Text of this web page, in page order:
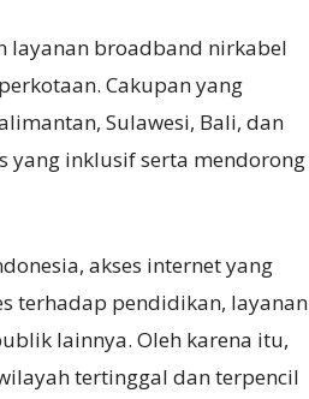
layanan broadband nirkabel
Cakupan yang
Sulawesi, Bali, dan
yang inklusif serta mendorong
akses internet yang
terhadap pendidikan, layanan
lainnya. Oleh karena itu,
tertinggal dan terpencil